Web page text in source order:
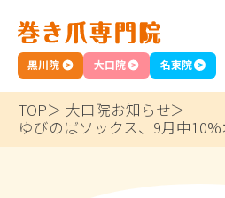
名東院
黒川院 大口院
TOP
大口院お知らせ
ゆびのばソックス、9月中10%